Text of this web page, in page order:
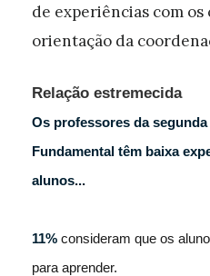
de experiências com os
orientação da
Relação estremecida
Os professores da
Fundamental têm baixa
alunos...
11% consideram que os
para aprender.